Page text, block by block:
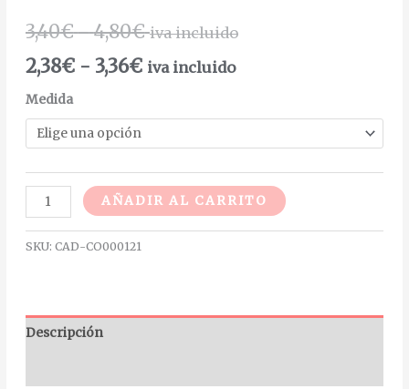
3,40€-4,80€ iva incluido
2,38€ - 3,36€ iva incluido
Medida
AÑADIR AL CARRITO
SKU: CAD-CO000121
Descripción